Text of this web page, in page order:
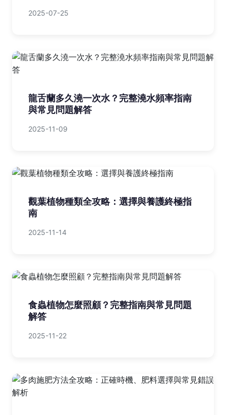
2025-07-25
龍舌蘭多久澆一次水？完整澆水頻率指南
與常見問題解答
2025-11-09
觀葉植物種類全攻略：選擇與養護終極指
南
2025-11-14
食蟲植物怎麼照顧？完整指南與常見問題
解答
2025-11-22